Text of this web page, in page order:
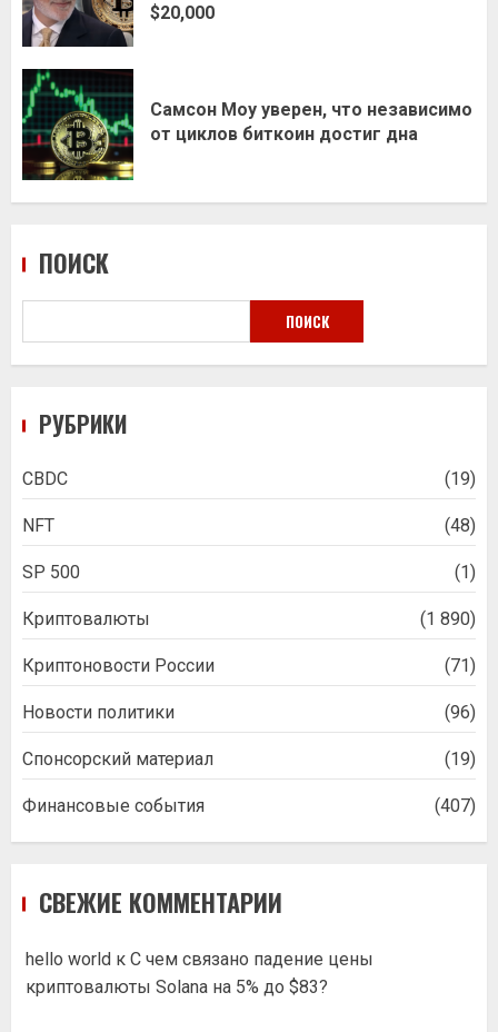
$20,000
Самсон Моу уверен, что независимо
от циклов биткоин достиг дна
ПОИСК
ПОИСК
РУБРИКИ
CBDC (19)
NFT (48)
SP 500 (1)
Криптовалюты (1 890)
Криптоновости России (71)
Новости политики (96)
Спонсорский материал (19)
Финансовые события (407)
СВЕЖИЕ КОММЕНТАРИИ
hello world к С чем связано падение цены
криптовалюты Solana на 5% до $83?